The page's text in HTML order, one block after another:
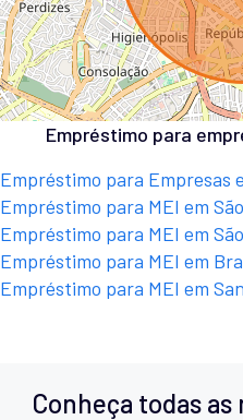
Empréstimo para
Empréstimo para Empresas
Empréstimo para MEI em
Empréstimo para MEI em
Empréstimo para MEI em
Empréstimo para MEI em
Conheça todas as